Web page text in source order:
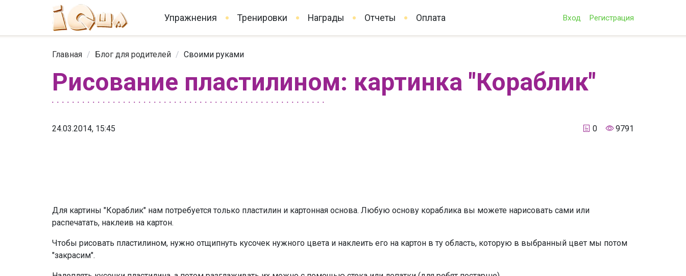
Упражнения Тренировки Награды Отчеты Оплата Вход Регистрация
Главная / Блог для родителей / Своими руками
Рисование пластилином: картинка "Кораблик"
24.03.2014, 15:45 0 9791
Для картины "Кораблик" нам потребуется только пластилин и картонная основа. Любую основу кораблика вы можете нарисовать сами или
распечатать, наклеив на картон.
Чтобы рисовать пластилином, нужно отщипнуть кусочек нужного цвета и наклеить его на картон в ту область, которую в выбранный цвет мы потом
"закрасим".